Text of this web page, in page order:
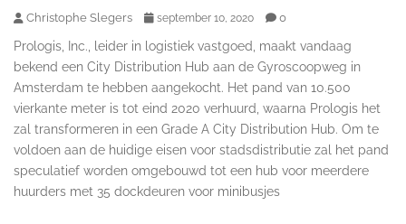
Christophe Slegers september 10, 2020 0
Prologis, Inc., leider in logistiek vastgoed, maakt vandaag
bekend een City Distribution Hub aan de Gyroscoopweg in
Amsterdam te hebben aangekocht. Het pand van 10.500
vierkante meter is tot eind 2020 verhuurd, waarna Prologis het
zal transformeren in een Grade A City Distribution Hub. Om te
voldoen aan de huidige eisen voor stadsdistributie zal het pand
speculatief worden omgebouwd tot een hub voor meerdere
huurders met 35 dockdeuren voor minibusjes